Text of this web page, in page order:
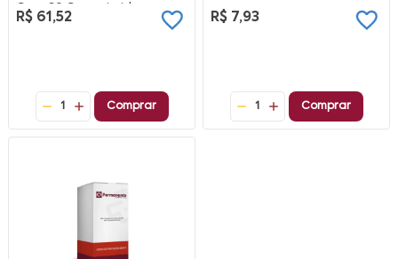
Com 60 Comprimidos
R$ 61,52
1 Comprar
R$ 7,93
1 Comprar